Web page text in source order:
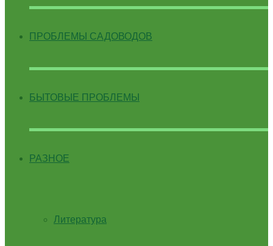
ПРОБЛЕМЫ САДОВОДОВ
БЫТОВЫЕ ПРОБЛЕМЫ
РАЗНОЕ
Литература